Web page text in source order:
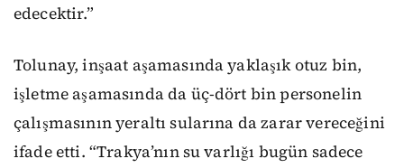
edecektir.”
Tolunay, inşaat aşamasında yaklaşık otuz bin,
işletme aşamasında da üç-dört bin personelin
çalışmasının yeraltı sularına da zarar vereceğini
ifade etti. “Trakya’nın su varlığı bugün sadece